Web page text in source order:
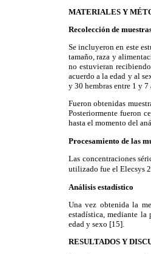
MATERIALES Y
Recolección de
Se incluyeron en este
tamaño, raza y
no estuvieran
acuerdo a la edad y al
y 30 hembras entre 1 y 7
Fueron obtenidas
Posteriormente fueron
hasta el momento del
Procesamiento de las
Las concentraciones
utilizado fue el Elecsys
Análisis estadístico
Una vez obtenida la
estadística, mediante
edad y sexo [15].
RESULTADOS Y